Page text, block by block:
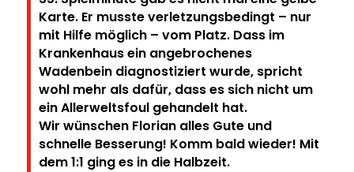
Karte. Er musste verletzungsbedingt – nur
mit Hilfe möglich – vom Platz. Dass im
Krankenhaus ein angebrochenes
Wadenbein diagnostiziert wurde, spricht
wohl mehr als dafür, dass es sich nicht um
ein Allerweltsfoul gehandelt hat.
Wir wünschen Florian alles Gute und
schnelle Besserung! Komm bald wieder! Mit
dem 1:1 ging es in die Halbzeit.